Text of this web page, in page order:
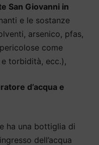
San Giovanni in
e le sostanze
arsenico, pfas,
come
torbidità, ecc.),
d’acqua e
ha una bottiglia di
dell’acqua